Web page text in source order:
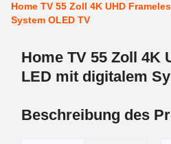
Home TV 55 Zoll 4K UHD
System OLED TV
Home TV 55 Zoll 4K
LED mit digitalem
Beschreibung des